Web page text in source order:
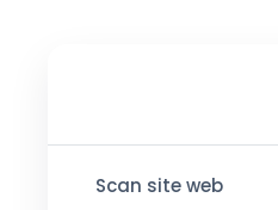
Scan site web